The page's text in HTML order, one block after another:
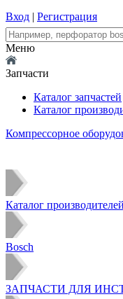
Вход | Регистрация
Меню
Запчасти
Каталог запчастей
Каталог
Компрессорное
Каталог производителей
Bosch
ЗАПЧАСТИ ДЛЯ